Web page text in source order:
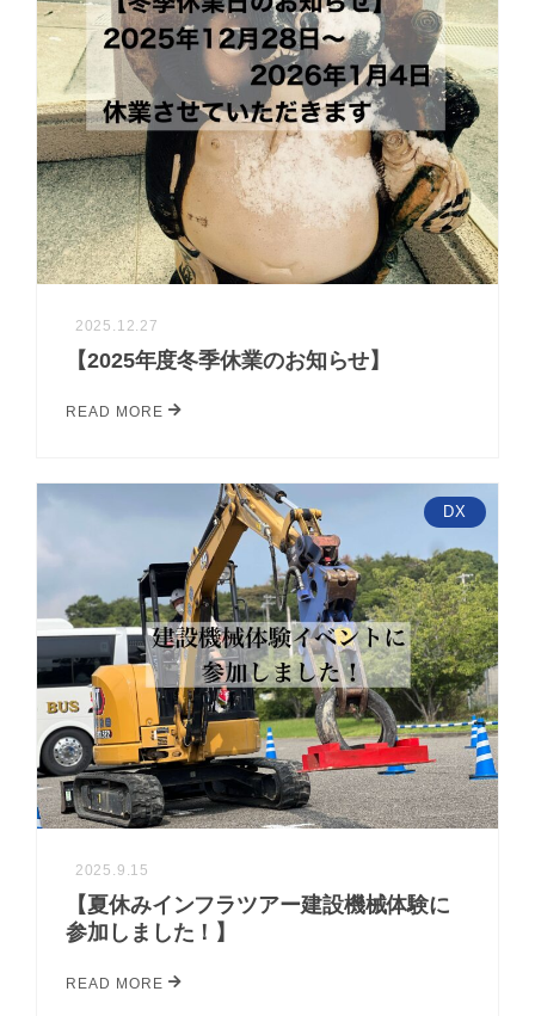
2025.12.27
【2025年度冬季休業のお知らせ】
READ MORE
DX
2025.9.15
【夏休みインフラツアー建設機械体験に
参加しました！】
READ MORE